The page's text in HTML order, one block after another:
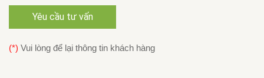
Yêu cầu tư vấn
(*) Vui lòng để lại thông tin khách hàng